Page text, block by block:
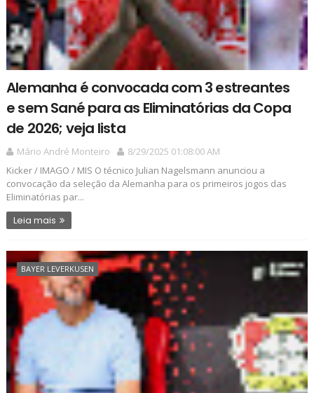
Alemanha é convocada com 3 estreantes
e sem Sané para as Eliminatórias da Copa
de 2026; veja lista
Mário André Monteiro
8/29/2025 01:08:00 AM
Kicker / IMAGO / MIS O técnico Julian Nagelsmann anunciou a
convocação da seleção da Alemanha para os primeiros jogos das
Eliminatórias par...
Leia mais
BAYER LEVERKUSEN